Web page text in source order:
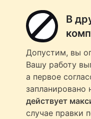
В
Допустим, вы
Вашу работу
а первое
запланировано
действует
случае правки